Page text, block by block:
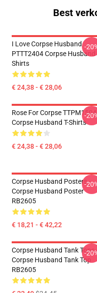
Best
I Love Corpse Husband
PTTT2404 Corpse Husband
Shirts
€ 24,38 - € 28,06
-
Rose For Corpse TTPM1504
Corpse Husband T-Shirts
€ 24,38 - € 28,06
-
Corpse Husband Posters -
Corpse Husband Poster
RB2605
€ 18,21 - € 42,22
-
Corpse Husband Tank Tops
Corpse Husband Tank Top
RB2605
-